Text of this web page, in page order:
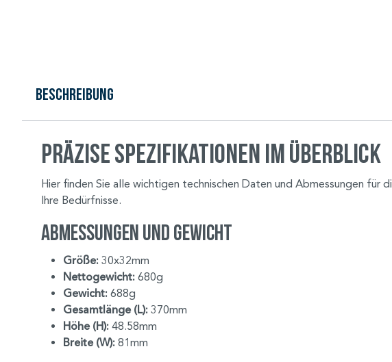
Beschreibung
Präzise Spezifikationen im Überblick
Hier finden Sie alle wichtigen technischen Daten und Abmessungen
Ihre Bedürfnisse.
Abmessungen und Gewicht
Größe: 30x32mm
Nettogewicht: 680g
Gewicht: 688g
Gesamtlänge (L): 370mm
Höhe (H): 48.58mm
Breite (W): 81mm